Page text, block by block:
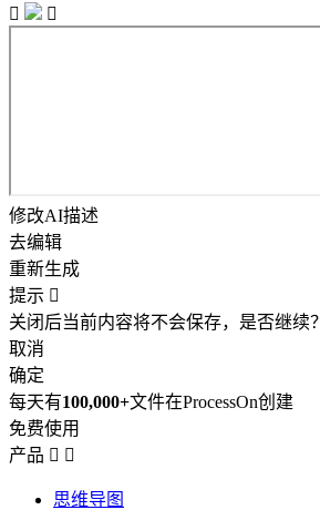


修改AI描述
去编辑
重新生成
提示 
关闭后当前内容将不会保存，是否继续？
取消
确定
每天有100,000+文件在ProcessOn创建
免费使用
产品  
思维导图